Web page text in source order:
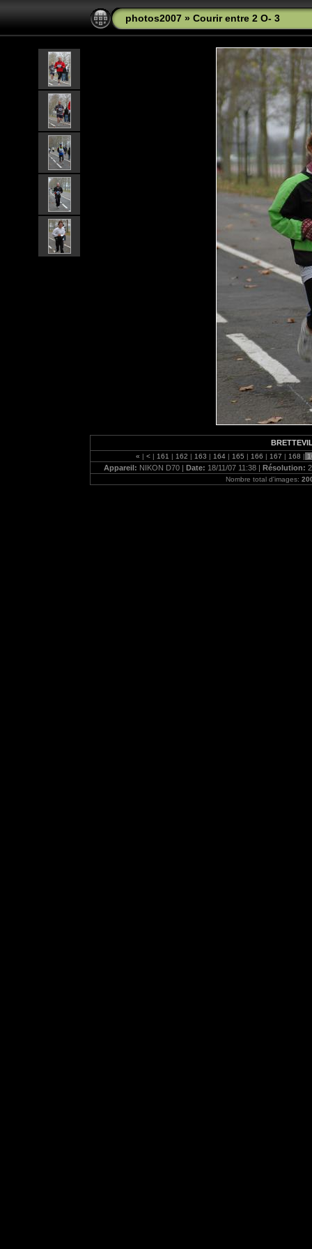
photos2007 » Courir entre 2 O- 3
« | < | 161 | 162 | 163 | 164 | 165 | 166 | 167 | 168 |
Appareil: NIKON D70 | Date: 18/11/07 11:38 | Résolution:
Nombre total d'images: